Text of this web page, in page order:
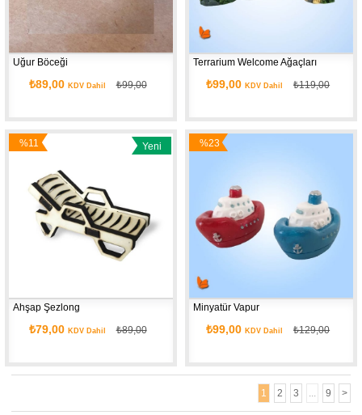
Uğur Böceği
₺89,00 KDV Dahil ₺99,00
Terrarium Welcome Ağaçları
₺99,00KDV Dahil ₺119,00
Ahşap Şezlong
₺79,00 KDV Dahil ₺89,00
%11
Yeni
Minyatür Vapur
₺99,00KDV Dahil ₺129,00
%23
1 2 3 ... 9 >